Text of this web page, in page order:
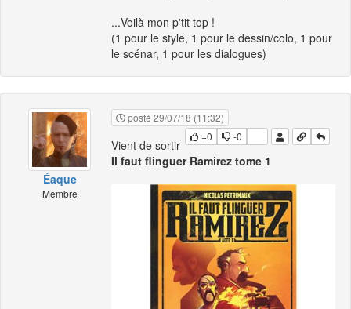
...Voilà mon p'tit top !
(1 pour le style, 1 pour le dessin/colo, 1 pour
le scénar, 1 pour les dialogues)
Éaque
Membre
posté 29/07/18 (11:32)
+0
-0
Vient de sortir
Il faut flinguer Ramirez tome 1